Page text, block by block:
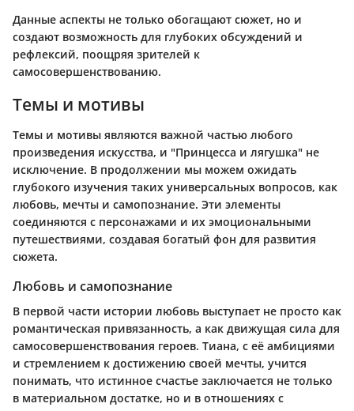
Данные аспекты не только обогащают сюжет, но и
создают возможность для глубоких обсуждений и
рефлексий, поощряя зрителей к
самосовершенствованию.
Темы и мотивы
Темы и мотивы являются важной частью любого
произведения искусства, и "Принцесса и лягушка" не
исключение. В продолжении мы можем ожидать
глубокого изучения таких универсальных вопросов, как
любовь, мечты и самопознание. Эти элементы
соединяются с персонажами и их эмоциональными
путешествиями, создавая богатый фон для развития
сюжета.
Любовь и самопознание
В первой части истории любовь выступает не просто как
романтическая привязанность, а как движущая сила для
самосовершенствования героев. Тиана, с её амбициями
и стремлением к достижению своей мечты, учится
понимать, что истинное счастье заключается не только
в материальном достатке, но и в отношениях с